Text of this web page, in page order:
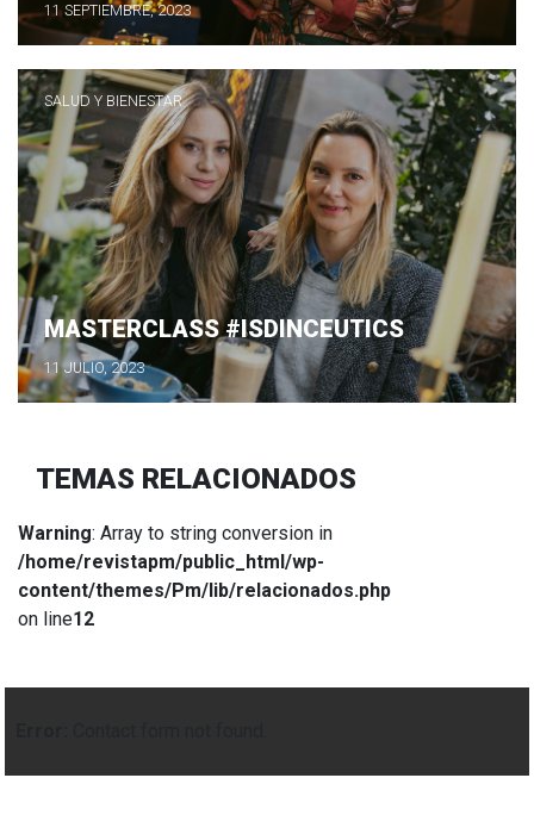
11 SEPTIEMBRE, 2023
SALUD Y BIENESTAR
MASTERCLASS #ISDINCEUTICS
11 JULIO, 2023
TEMAS RELACIONADOS
Warning: Array to string conversion in
/home/revistapm/public_html/wp-
content/themes/Pm/lib/relacionados.php
on line12